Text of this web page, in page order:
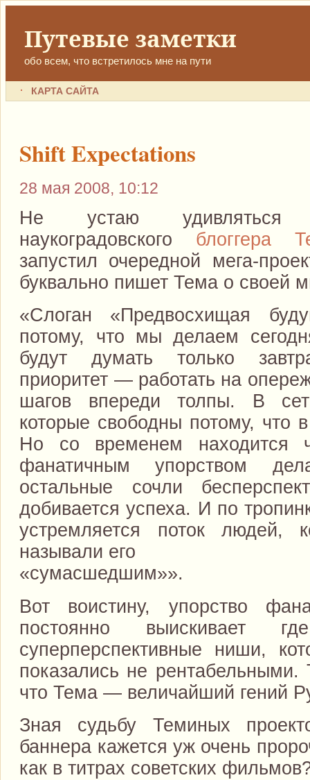
Путевые заметки
обо всем, что встретилось мне на пути
КАРТА САЙТА
Shift Expectations
28 мая 2008, 10:12
Не устаю удивляться
наукоградовского блоггера
запустил очередной мега-
буквально пишет Тема о своей
«Слоган «Предвосхищая
потому, что мы делаем
будут думать только
приоритет — работать на
шагов впереди толпы. В
которые свободны потому, что
Но со временем находится
фанатичным упорством
остальные сочли
добивается успеха. И по
устремляется поток людей,
называли его
«сумасшедшим»».
Вот воистину, упорство
постоянно
суперперспективные ниши,
показались не рентабельными.
что Тема — величайший гений
Зная судьбу Теминых
баннера кажется уж очень
как в титрах советских